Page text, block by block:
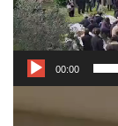
00:00
Αναπαραγωγής